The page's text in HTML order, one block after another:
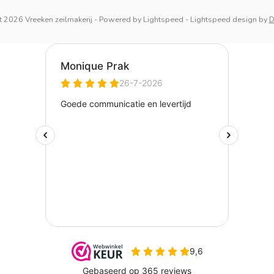
Vreeken zeilmakerij - Powered by Lightspeed - Lightspeed design by